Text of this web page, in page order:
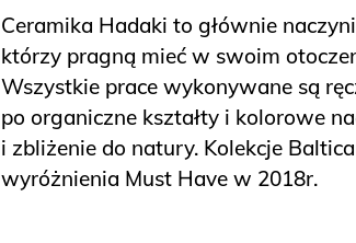
Ceramika Hadaki to głównie
którzy pragną mieć w swoim
Wszystkie prace wykonywane są
po organiczne kształty i kolorowe
i zbliżenie do natury. Kolekcje
wyróżnienia Must Have w 2018r.